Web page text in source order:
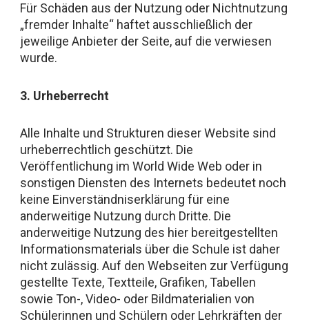
Für Schäden aus der Nutzung oder Nichtnutzung
„fremder Inhalte“ haftet ausschließlich der
jeweilige Anbieter der Seite, auf die verwiesen
wurde.
3. Urheberrecht
Alle Inhalte und Strukturen dieser Website sind
urheberrechtlich geschützt. Die
Veröffentlichung im World Wide Web oder in
sonstigen Diensten des Internets bedeutet noch
keine Einverständniserklärung für eine
anderweitige Nutzung durch Dritte. Die
anderweitige Nutzung des hier bereitgestellten
Informationsmaterials über die Schule ist daher
nicht zulässig. Auf den Webseiten zur Verfügung
gestellte Texte, Textteile, Grafiken, Tabellen
sowie Ton-, Video- oder Bildmaterialien von
Schülerinnen und Schülern oder Lehrkräften der